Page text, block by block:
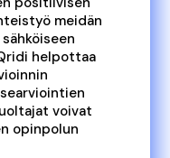
meidän
helpottaa
voivat
opinpolun